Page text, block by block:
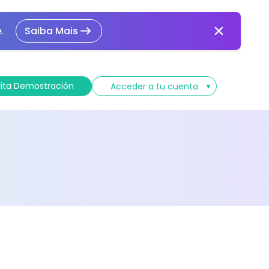
Saiba Mais
Demostración Acceder a tu cuenta